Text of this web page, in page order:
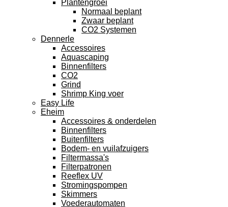
Plantengroei
Normaal beplant
Zwaar beplant
CO2 Systemen
Dennerle
Accessoires
Aquascaping
Binnenfilters
CO2
Grind
Shrimp King voer
Easy Life
Eheim
Accessoires & onderdelen
Binnenfilters
Buitenfilters
Bodem- en vuilafzuigers
Filtermassa's
Filterpatronen
Reeflex UV
Stromingspompen
Skimmers
Voederautomaten